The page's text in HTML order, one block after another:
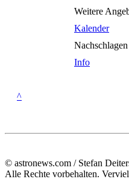
Weitere
Kalender
Nachschlagen
Info
^
© astronews.com / Stefan
Alle Rechte vorbehalten.